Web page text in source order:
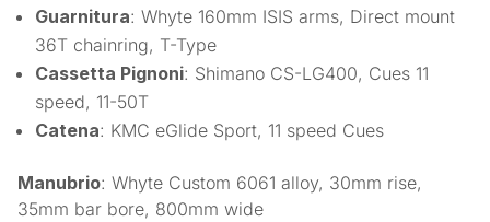
Guarnitura: Whyte 160mm ISIS arms, Direct mount
36T chainring, T-Type
Cassetta Pignoni: Shimano CS-LG400, Cues 11
speed, 11-50T
Catena: KMC eGlide Sport, 11 speed Cues
Manubrio: Whyte Custom 6061 alloy, 30mm rise,
35mm bar bore, 800mm wide